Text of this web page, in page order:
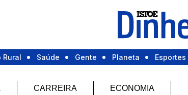
Rural Saúde Gente Planeta Esportes
CARREIRA ECONOMIA